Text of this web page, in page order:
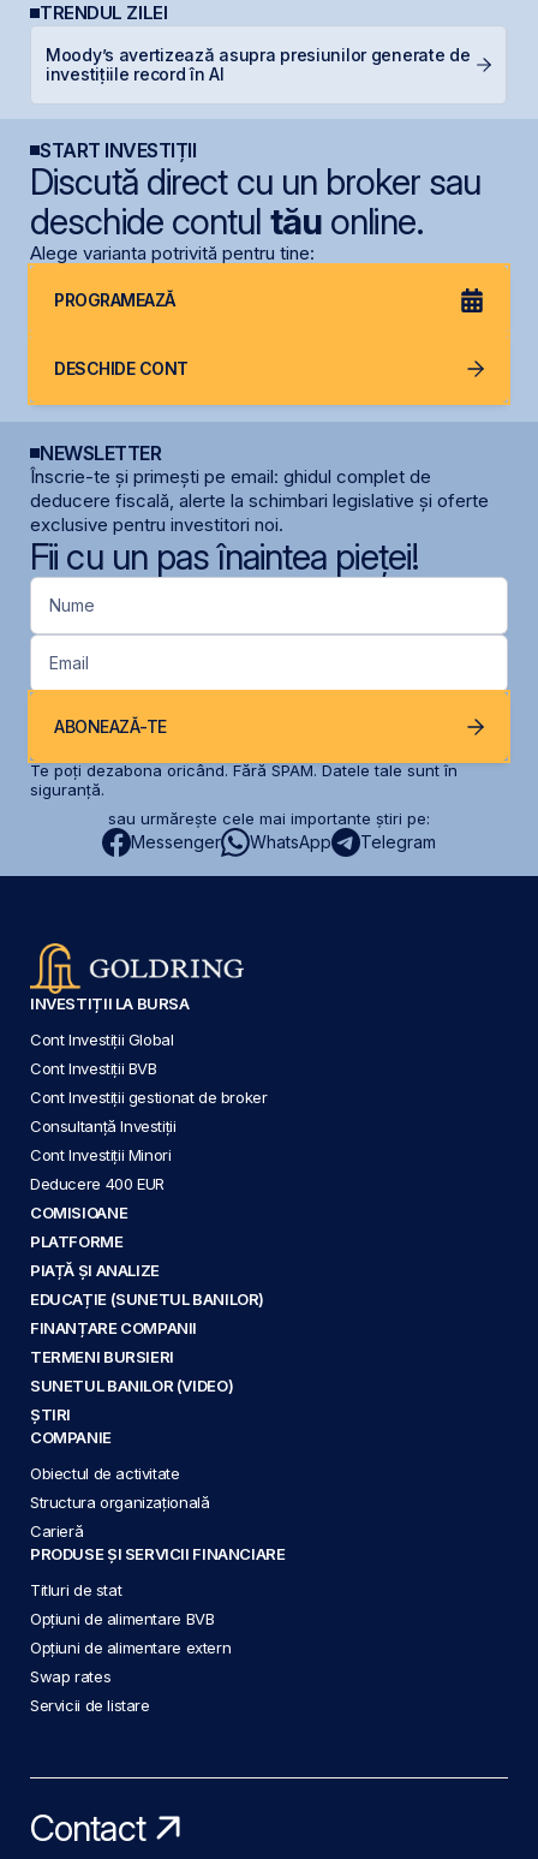
TRENDUL ZILEI
Moody’s avertizează asupra presiunilor generate de
investițiile record în AI
START INVESTIȚII
Discută direct cu un broker sau
deschide contul tăuonline.
Alege varianta potrivită pentru tine:
PROGRAMEAZĂ
DESCHIDE CONT
NEWSLETTER
Înscrie-te și primești pe email: ghidul complet de
deducere fiscală, alerte la schimbari legislative și oferte
exclusive pentru investitori noi.
Fii cu un pas înaintea pieței!
Nume
Email
ABONEAZĂ-TE
Te poți dezabona oricând. Fără SPAM. Datele tale sunt în
siguranță.
sau urmărește cele mai importante știri pe:
Messenger WhatsApp Telegram
INVESTIȚII LA BURSA
Cont Investiții Global
Cont Investiții BVB
Cont Investiții gestionat de broker
Consultanță Investiții
Cont Investiții Minori
Deducere 400 EUR
COMISIOANE
PLATFORME
PIAȚĂ ȘI ANALIZE
EDUCAȚIE (SUNETUL BANILOR)
FINANȚARE COMPANII
TERMENI BURSIERI
SUNETUL BANILOR (VIDEO)
ȘTIRI
COMPANIE
Obiectul de activitate
Structura organizațională
Carieră
PRODUSE ȘI SERVICII FINANCIARE
Titluri de stat
Opțiuni de alimentare BVB
Opțiuni de alimentare extern
Swap rates
Servicii de listare
Contact